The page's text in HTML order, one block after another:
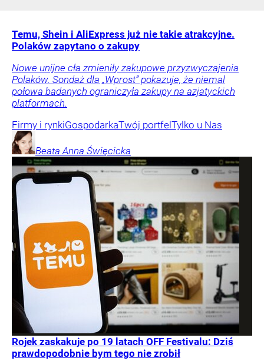
Temu, Shein i AliExpress już nie takie atrakcyjne.
Polaków zapytano o zakupy
Nowe unijne cła zmieniły zakupowe przyzwyczajenia
Polaków. Sondaż dla „Wprost” pokazuje, że niemal
połowa badanych ograniczyła zakupy na azjatyckich
platformach.
Firmy i rynkiGospodarkaTwój portfel Tylko u Nas
Beata Anna Święcicka
Rojek zaskakuje po 19 latach OFF Festivalu: Dziś
prawdopodobnie bym tego nie zrobił